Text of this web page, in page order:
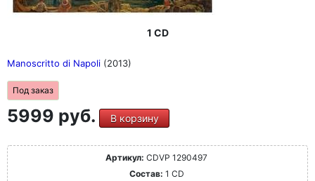
1 CD
Manoscritto di Napoli (2013)
Под заказ
5999 руб. В корзину
Артикул: CDVP 1290497
Состав: 1 CD